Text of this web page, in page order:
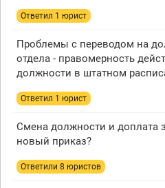
Ответил 1 юрист
Проблемы с переводом на
отдела - правомерность
должности в штатном
Ответил 1 юрист
Смена должности и доплата
новый приказ?
Ответили 8 юристов